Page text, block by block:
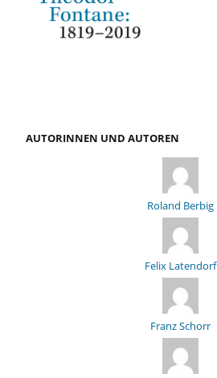
AUTORINNEN UND AUTOREN
Roland Berbig
Felix Latendorf
Franz Schorr